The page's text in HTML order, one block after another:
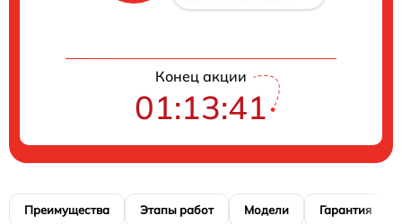
Конец акции
01:13:41
Преимущества Этапы работ Модели Гарантия